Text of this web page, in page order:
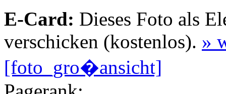
E-Card: Dieses Foto als
verschicken (kostenlos). »
[foto_gro�ansicht]